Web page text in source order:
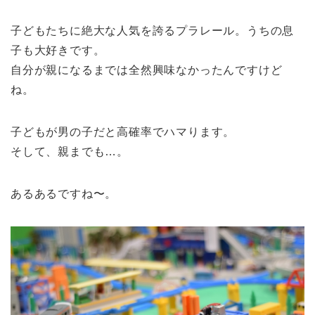
子どもたちに絶大な人気を誇るプラレール。うちの息
子も大好きです。
自分が親になるまでは全然興味なかったんですけど
ね。
子どもが男の子だと高確率でハマります。
そして、親までも…。
あるあるですね〜。